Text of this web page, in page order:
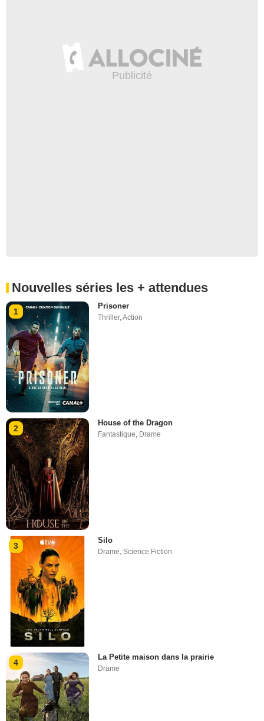
Nouvelles séries les + attendues
1
Prisoner
Thriller,Action
2
House of the Dragon
Fantastique, Drame
3
Silo
Drame ,Science Fiction
4
La Petite maison dans la prairie
Drame